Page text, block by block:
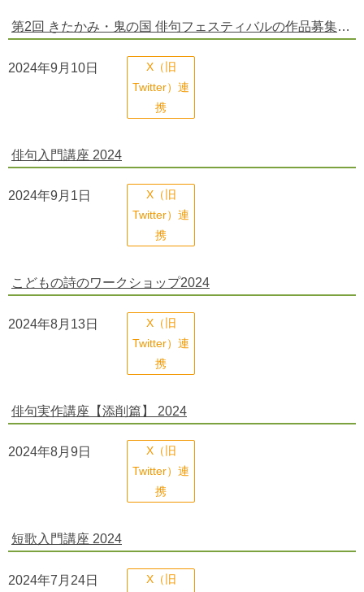
第2回 きたかみ・鬼の国 俳句フェスティバルの作品募集を締め切りました。
2024年9月10日
X（旧
Twitter）連
携
俳句入門講座 2024
2024年9月1日
X（旧
Twitter）連
携
こどもの詩のワークショップ2024
2024年8月13日
X（旧
Twitter）連
携
俳句実作講座【添削篇】 2024
2024年8月9日
X（旧
Twitter）連
携
短歌入門講座 2024
2024年7月24日
X（旧